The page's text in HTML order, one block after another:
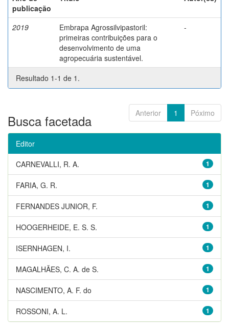
publicação
2019
Embrapa Agrossilvipastoril:
primeiras contribuições para o
desenvolvimento de uma
agropecuária sustentável.
-
Resultado 1-1 de 1.
Anterior 1 Póximo
Busca facetada
Editor
1
CARNEVALLI, R. A.
1
FARIA, G. R.
1
FERNANDES JUNIOR, F.
1
HOOGERHEIDE, E. S. S.
1
ISERNHAGEN, I.
1
MAGALHÃES, C. A. de S.
1
NASCIMENTO, A. F. do
1
ROSSONI, A. L.